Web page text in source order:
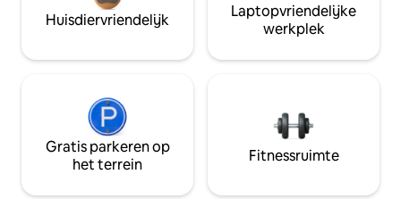
Huisdiervriendelijk
Laptopvriendelijke
werkplek
Gratis parkeren op
het terrein
Fitnessruimte